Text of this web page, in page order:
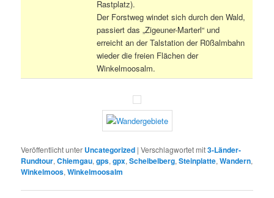
Rastplatz).
Der Forstweg windet sich durch den Wald,
passiert das „Zigeuner-Marterl“ und
erreicht an der Talstation der R0ßalmbahn
wieder die freien Flächen der
Winkelmoosalm.
Veröffentlicht unter Uncategorized |Verschlagwortet mit3-Länder-
Rundtour,Chiemgau,gps,gpx,Scheibelberg,Steinplatte,Wandern,
Winkelmoos,Winkelmoosalm